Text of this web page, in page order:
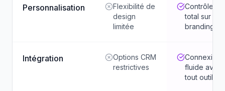
Personnalisation
Flexibilité de
design
limitée
Contrôle
total sur le
branding
Intégration
Options CRM
restrictives
Connexion
fluide avec
tout outil